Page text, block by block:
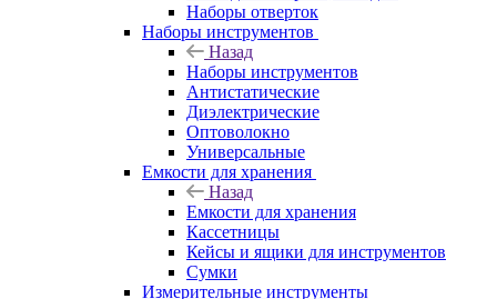
Наборы отверток
Наборы инструментов
Назад
Наборы инструментов
Антистатические
Диэлектрические
Оптоволокно
Универсальные
Емкости для хранения
Назад
Емкости для хранения
Кассетницы
Кейсы и ящики для инструментов
Сумки
Измерительные инструменты